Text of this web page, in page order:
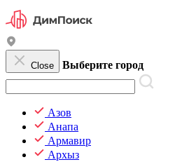
Close Выберите город
Азов
Анапа
Армавир
Архыз